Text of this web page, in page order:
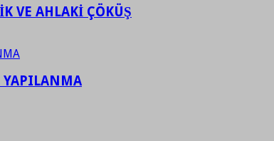
VE AHLAKİ ÇÖKÜŞ
YAPILANMA